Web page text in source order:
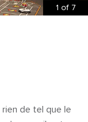
1 of 7
de tel que le